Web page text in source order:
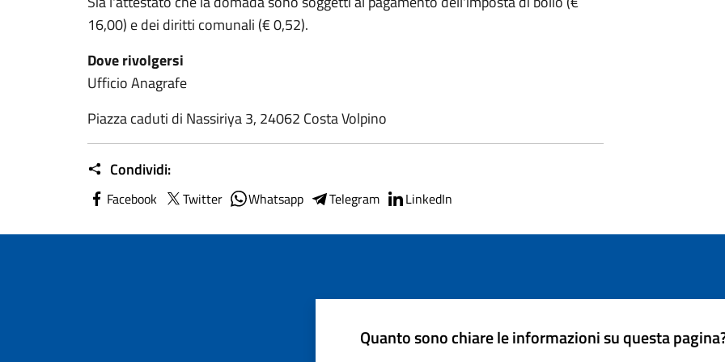
16,00) e dei diritti comunali (€ 0,52).
Dove rivolgersi
Ufficio Anagrafe
Piazza caduti di Nassiriya 3, 24062 Costa Volpino
Condividi:
Facebook Twitter Whatsapp Telegram LinkedIn
Quanto sono chiare le informazioni su questa